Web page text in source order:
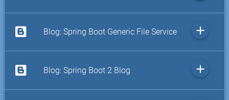
Blog: Spring Boot Generic File Service add
Blog: Spring Boot 2 Blog add